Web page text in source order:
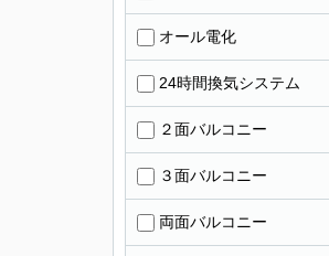
オール電化
24時間換気システム
２面バルコニー
３面バルコニー
両面バルコニー